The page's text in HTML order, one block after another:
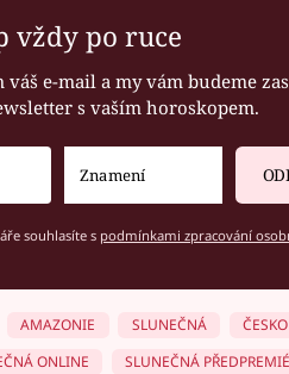
vždy po ruce
váš e-mail a my vám budeme
s vaším horoskopem.
souhlasíte s podmínkami zpracování
AMAZONIE SLUNEČNÁ
ČESKO
ONLINE
SLUNEČNÁ